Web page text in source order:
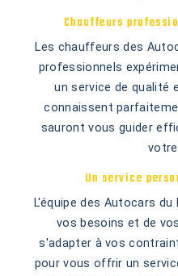
Chauffeurs
Les chauffeurs des
professionnels
un service de qualité
connaissent
sauront vous guider
Un service
L'équipe des Autocars
vos besoins et de
s'adapter à vos
pour vous offrir un